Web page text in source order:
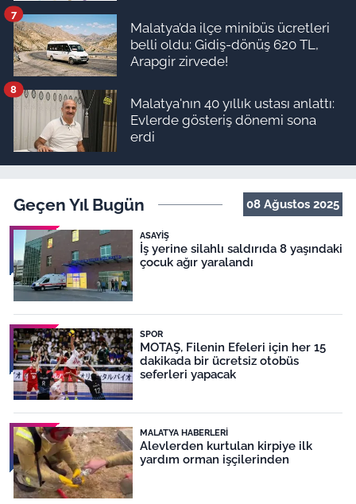
Malatya’da ilçe minibüs ücretleri
belli oldu: Gidiş-dönüş 620 TL,
Arapgir zirvede!
7
Malatya'nın 40 yıllık ustası anlattı:
Evlerde gösteriş dönemi sona
erdi
8
Geçen Yıl Bugün 08 Ağustos 2025
ASAYIŞ
İş yerine silahlı saldırıda 8 yaşındaki
çocuk ağır yaralandı
SPOR
MOTAŞ, Filenin Efeleri için her 15
dakikada bir ücretsiz otobüs
seferleri yapacak
MALATYA HABERLERI
Alevlerden kurtulan kirpiye ilk
yardım orman işçilerinden